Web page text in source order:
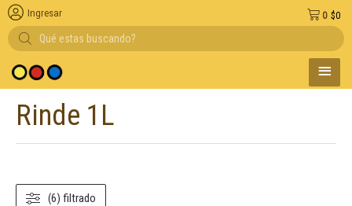
Búsqueda
de
productos
de pago
$0
0
Ingresar
MENÚ
Rinde 1L
(6) filtrado